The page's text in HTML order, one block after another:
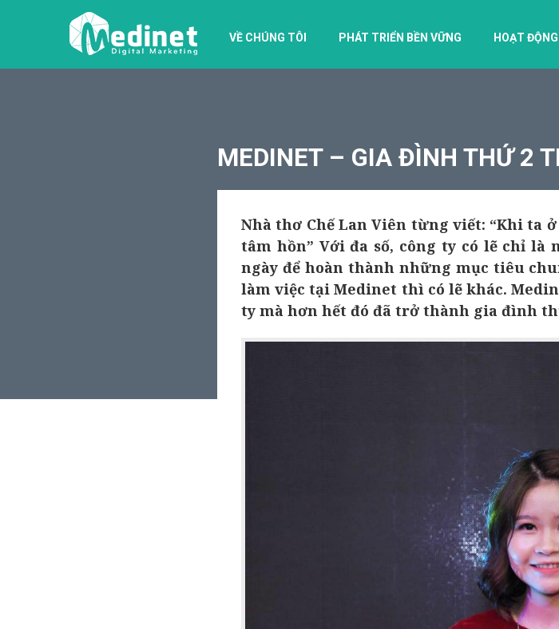
VỀ CHÚNG TÔI PHÁT TRIỂN BỀN VỮNG HOẠT ĐỘNG
MEDINET – GIA ĐÌNH THỨ 2
Nhà thơ Chế Lan Viên từng viết: “Khi ta
tâm hồn” Với đa số, công ty có lẽ chỉ là
ngày để hoàn thành những mục tiêu
làm việc tại Medinet thì có lẽ khác.
ty mà hơn hết đó đã trở thành gia đình